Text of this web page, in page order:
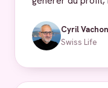
Cyril Vachon
Swiss Life